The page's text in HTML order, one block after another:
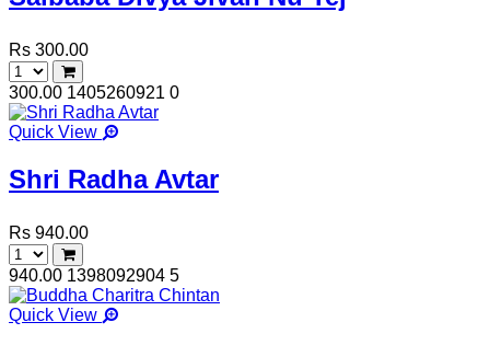
Rs 300.00
300.00 1405260921 0
Quick View
Shri Radha Avtar
Rs 940.00
940.00 1398092904 5
Quick View